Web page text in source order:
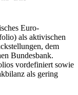
Euro-
als aktivischen
dem
Bundesbank.
vordefiniert sowie
als gering